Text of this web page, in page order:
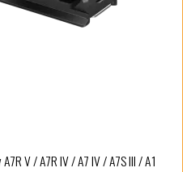
V / A7R IV / A7 IV / A7S III / A1